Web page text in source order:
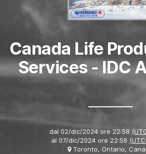
Canada Life
Services - IDC
dal 02/dic/2024 ore 22:58
al 07/dic/2024 ore 22:58
Toronto, Ontario,